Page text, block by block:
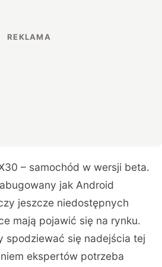
– samochód w wersji beta.
jak Android
jeszcze niedostępnych
mają pojawić się na rynku.
spodziewać się nadejścia tej
ekspertów potrzeba